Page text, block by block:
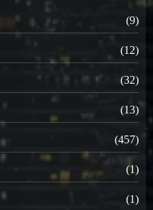
(9)
(12)
(32)
(13)
(457)
(1)
(1)